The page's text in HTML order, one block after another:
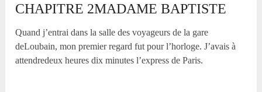
CHAPITRE 2MADAME BAPTISTE
Quand j’entrai dans la salle des voyageurs de la gare
deLoubain, mon premier regard fut pour l’horloge. J’avais à
attendredeux heures dix minutes l’express de Paris.